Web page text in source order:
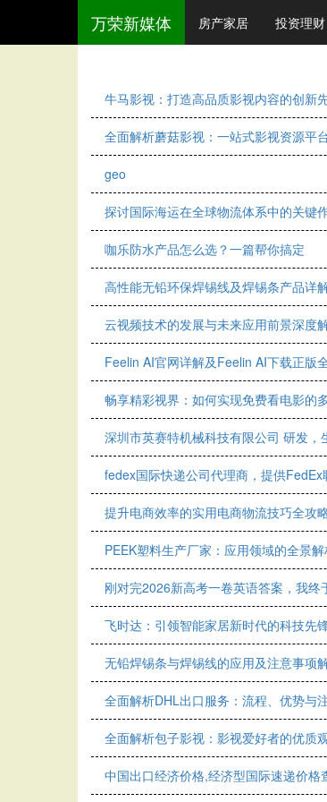
万荣新媒体 房产家居 投资理财
牛马影视：打造高品质影视内容的创新
全面解析蘑菇影视：一站式影视资源平
geo
探讨国际海运在全球物流体系中的关键
咖乐防水产品怎么选？一篇帮你搞定
高性能无铅环保焊锡线及焊锡条产品详
云视频技术的发展与未来应用前景深度
Feelin AI官网详解及Feelin AI下载正版
畅享精彩视界：如何实现免费看电影的
深圳市英赛特机械科技有限公司 研发
fedex国际快递公司代理商，提供
提升电商效率的实用电商物流技巧全攻
PEEK塑料生产厂家：应用领域的全景
刚对完2026新高考一卷英语答案，我
飞时达：引领智能家居新时代的科技先
无铅焊锡条与焊锡线的应用及注意事项
全面解析DHL出口服务：流程、优势与
全面解析包子影视：影视爱好者的优质
中国出口经济价格,经济型国际速递价